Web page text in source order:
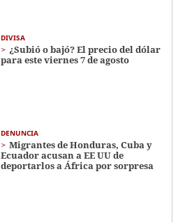
DIVISA
¿Subió o bajó? El precio del dólar
para este viernes 7 de agosto
DENUNCIA
Migrantes de Honduras, Cuba y
Ecuador acusan a EE UU de
deportarlos a África por sorpresa